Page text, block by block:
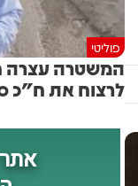
פוליטי
המשטרה עצרה
לרצוח את ח"כ